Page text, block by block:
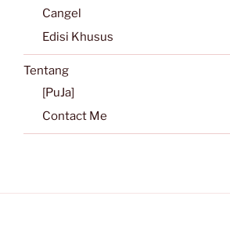
Cangel
Edisi Khusus
Tentang
[PuJa]
Contact Me